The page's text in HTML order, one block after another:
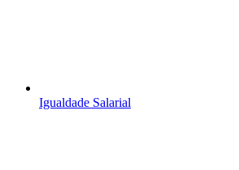
Igualdade Salarial